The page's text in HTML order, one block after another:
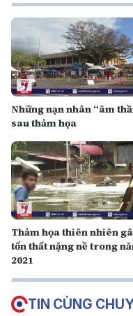
Những nạn nhân “âm
sau thảm họa
Thảm họa thiên nhiên
tổn thất nặng nề trong
2021
TIN CÙNG